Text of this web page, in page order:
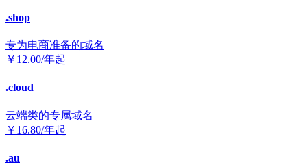
.shop
专为电商准备的域名
￥ 12.00/年起
.cloud
云端类的专属域名
￥ 16.80/年起
.au